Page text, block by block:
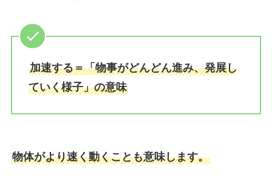
加速する＝「物事がどんどん進み、発展し
ていく様子」の意味
物体がより速く動くことも意味します。